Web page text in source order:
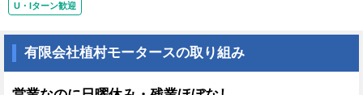
U・Iターン歓迎
有限会社植村モータースの取り組み